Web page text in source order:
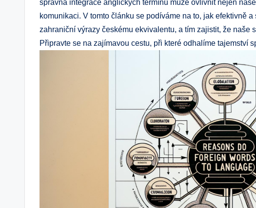
správná integrace anglických termínů může ovlivnit nejen
komunikaci. V tomto článku se podíváme na to, jak efektivně
zahraniční výrazy českému ekvivalentu, a tím zajistit, že naše
Připravte se na zajímavou cestu, při které odhalíme tajemství